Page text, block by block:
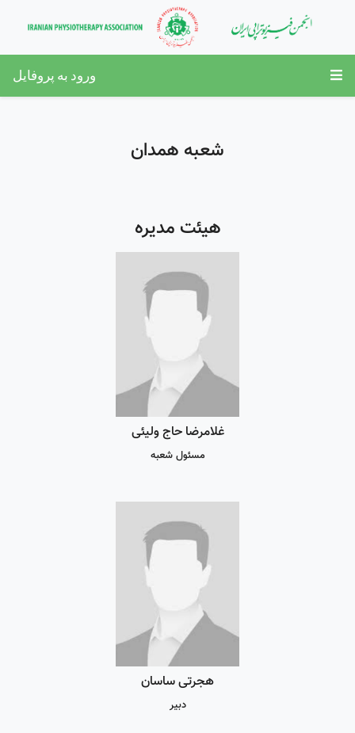
ورود به پروفایل
شعبه همدان
هیئت مدیره
غلامرضا حاج ولیئی
مسئول شعبه
هجرتی ساسان
دبیر